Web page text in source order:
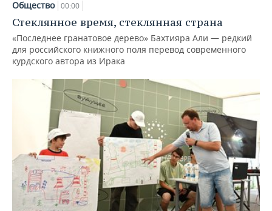
Общество 00:00
Стеклянное время, стеклянная страна
«Последнее гранатовое дерево» Бахтияра Али — редкий
для российского книжного поля перевод современного
курдского автора из Ирака